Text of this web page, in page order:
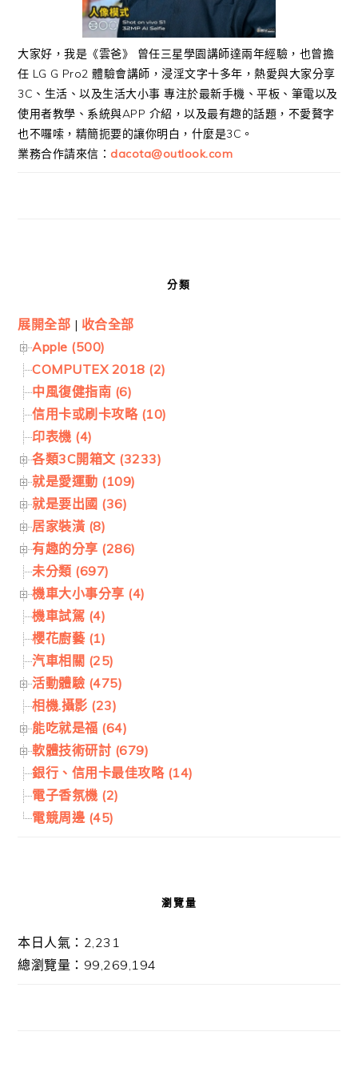
大家好，我是《雲爸》 曾任三星學園講師達兩年經驗，也曾擔
任 LG G Pro2 體驗會講師，浸淫文字十多年，熱愛與大家分享
3C、生活、以及生活大小事 專注於最新手機、平板、筆電以及
使用者教學、系統與APP 介紹，以及最有趣的話題，不愛贅字
也不囉嗦，精簡扼要的讓你明白，什麼是3C。
業務合作請來信： dacota@outlook.com
分類
展開全部 | 收合全部
Apple (500)
COMPUTEX 2018 (2)
中風復健指南 (6)
信用卡或刷卡攻略 (10)
印表機 (4)
各類3C開箱文 (3233)
就是愛運動 (109)
就是要出國 (36)
居家裝潢 (8)
有趣的分享 (286)
未分類 (697)
機車大小事分享 (4)
機車試駕 (4)
櫻花廚藝 (1)
汽車相關 (25)
活動體驗 (475)
相機.攝影 (23)
能吃就是福 (64)
軟體技術研討 (679)
銀行、信用卡最佳攻略 (14)
電子香氛機 (2)
電競周邊 (45)
瀏覽量
本日人氣：2,231
總瀏覽量：99,269,194